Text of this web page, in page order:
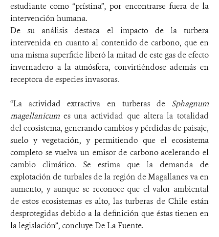
estudiante como “prístina”, por encontrarse fuera de la
intervención humana.
De su análisis destaca el impacto de la turbera
intervenida en cuanto al contenido de carbono, que en
una misma superficie liberó la mitad de este gas de efecto
invernadero a la atmósfera, convirtiéndose además en
receptora de especies invasoras.
“La actividad extractiva en turberas de Sphagnum
magellanicum es una actividad que altera la totalidad
del ecosistema, generando cambios y pérdidas de paisaje,
suelo y vegetación, y permitiendo que el ecosistema
completo se vuelva un emisor de carbono acelerando el
cambio climático. Se estima que la demanda de
explotación de turbales de la región de Magallanes va en
aumento, y aunque se reconoce que el valor ambiental
de estos ecosistemas es alto, las turberas de Chile están
desprotegidas debido a la definición que éstas tienen en
la legislación”, concluye De La Fuente.